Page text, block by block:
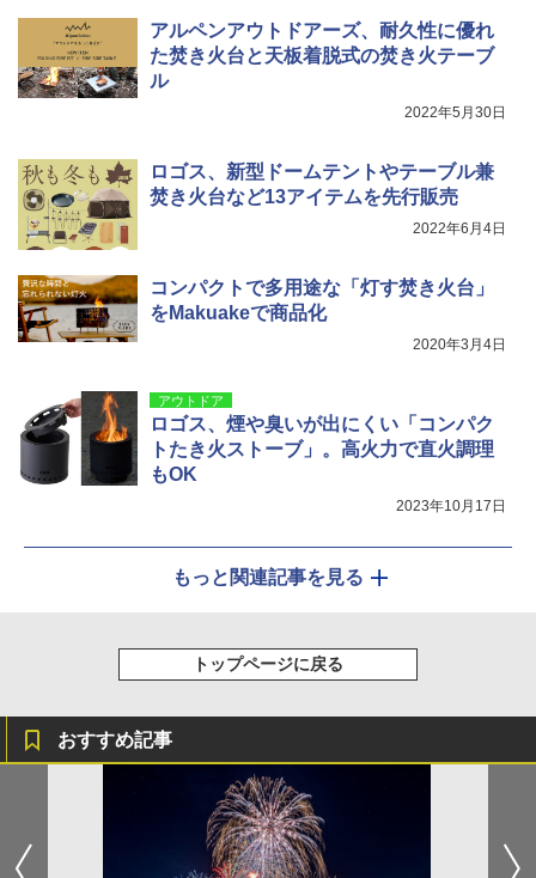
き
USB充電式 高精度 超長距離照射 長時間使用
可能 安全ロック付き 高安全性 金属製耐久 コ
ンパクト多機能設計 持ち運び便利 アウトド
ア/オフィス/教育現場/展示会用 緑
アルペンアウトドアーズ、耐久性に優れ
た焚き火台と天板着脱式の焚き火テーブ
ル
2022年5月30日
ロゴス、新型ドームテントやテーブル兼
焚き火台など13アイテムを先行販売
2022年6月4日
コンパクトで多用途な「灯す焚き火台」
をMakuakeで商品化
2020年3月4日
アウトドア
ロゴス、煙や臭いが出にくい「コンパク
トたき火ストーブ」。高火力で直火調理
もOK
2023年10月17日
もっと関連記事を見る
トップページに戻る
おすすめ記事